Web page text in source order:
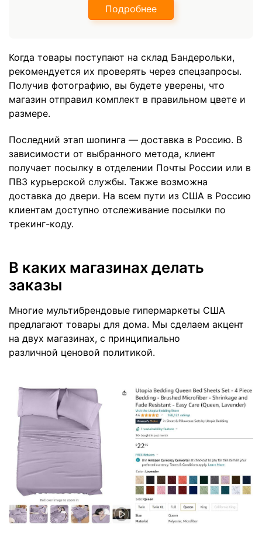
Подробнее
Когда товары поступают на склад Бандерольки,
рекомендуется их проверять через спецзапросы.
Получив фотографию, вы будете уверены, что
магазин отправил комплект в правильном цвете и
размере.
Последний этап шопинга — доставка в Россию. В
зависимости от выбранного метода, клиент
получает посылку в отделении Почты России или в
ПВЗ курьерской службы. Также возможна
доставка до двери. На всем пути из США в Россию
клиентам доступно отслеживание посылки по
трекинг-коду.
В каких магазинах делать
заказы
Многие мультибрендовые гипермаркеты США
предлагают товары для дома. Мы сделаем акцент
на двух магазинах, с принципиально
различной ценовой политикой.